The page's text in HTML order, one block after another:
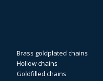
Brass goldplated chains
Hollow chains
Goldfilled chains